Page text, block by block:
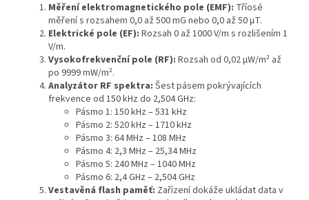
Měření elektromagnetického pole (EMF): Tříosé
měření s rozsahem 0,0 až 500 mG nebo 0,0 až 50 μT.
Elektrické pole (EF): Rozsah 0 až 1000 V/m s rozlišením 1
V/m.
Vysokofrekvenční pole (RF): Rozsah od 0,02 μW/m² až
po 9999 mW/m².
Analyzátor RF spektra: Šest pásem pokrývajících
frekvence od 150 kHz do 2,504 GHz:
Pásmo 1: 150 kHz – 531 kHz
Pásmo 2: 520 kHz – 1710 kHz
Pásmo 3: 64 MHz – 108 MHz
Pásmo 4: 2,3 MHz – 25,34 MHz
Pásmo 5: 240 MHz – 1040 MHz
Pásmo 6: 2,4 GHz – 2,504 GHz
Vestavěná flash paměť: Zařízení dokáže ukládat data v